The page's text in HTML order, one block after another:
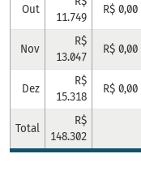
Out
11.749
R$ 0,00
Nov
R$
13.047
R$ 0,00
Dez
R$
15.318
R$ 0,00
Total
R$
148.302